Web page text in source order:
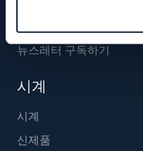
뉴스레터 구독하기
시계
시계
신제품